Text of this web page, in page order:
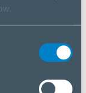
our website
cookies”. If
cookies, please
našich